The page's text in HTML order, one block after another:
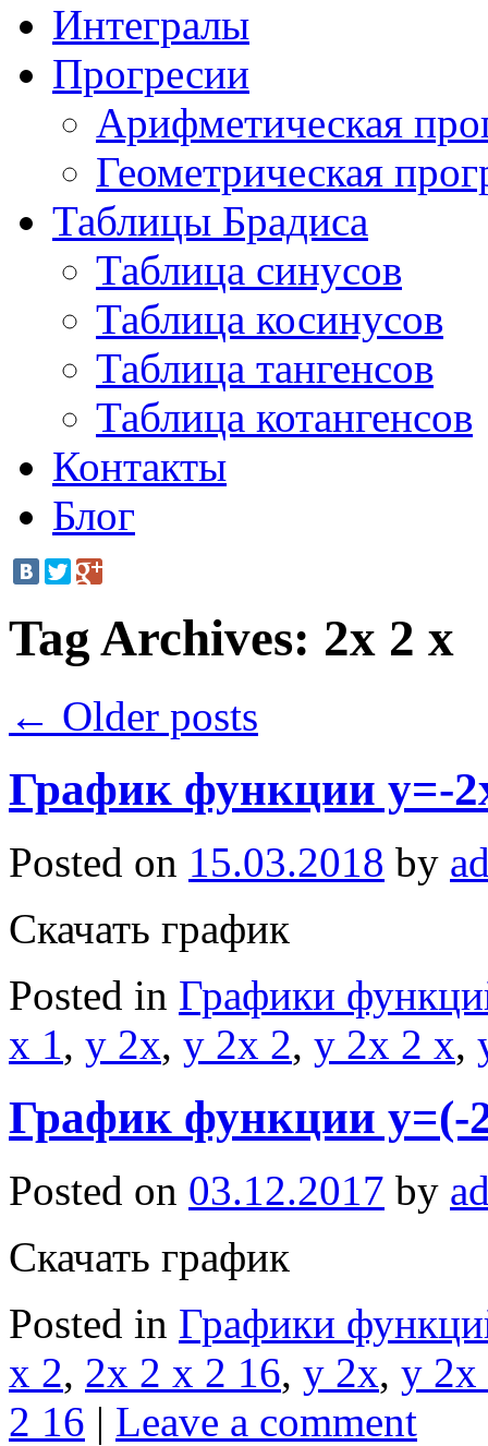
Интегралы
Прогресии
Арифметическая
Геометрическая
Таблицы Брадиса
Таблица синусов
Таблица косинусов
Таблица тангенсов
Таблица котангенсов
Контакты
Блог
Tag Archives: 2x 2 x
← Older posts
График функции y=-
Posted on 15.03.2018 by
Скачать график
Posted in Графики
x 1, y 2x, y 2x 2, y 2x 2 x,
График функции y=(-
Posted on 03.12.2017 by
Скачать график
Posted in Графики
x 2, 2x 2 x 2 16, y 2x, y 2x
2 16 | Leave a comment